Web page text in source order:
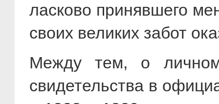
ласково принявшего
своих великих забот
Между тем, о
свидетельства в